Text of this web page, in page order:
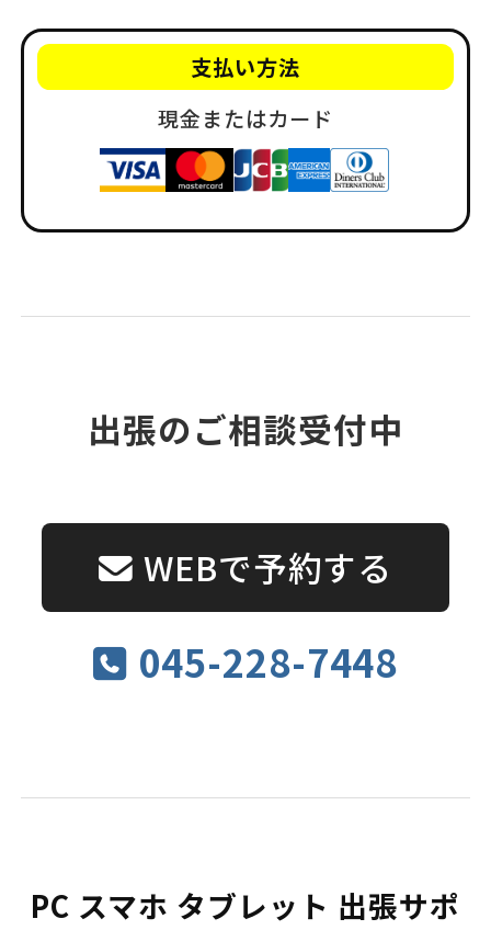
支払い方法
現金またはカード
出張のご相談受付中
WEBで予約する
045-228-7448
PC スマホ タブレット 出張サポ